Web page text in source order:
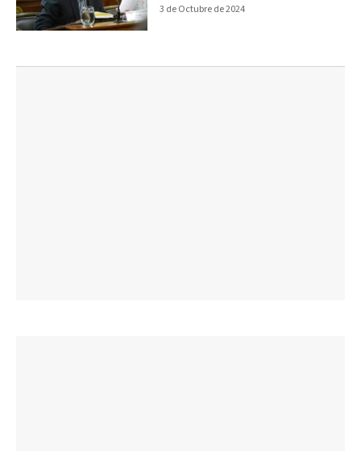
3 de Octubre de 2024